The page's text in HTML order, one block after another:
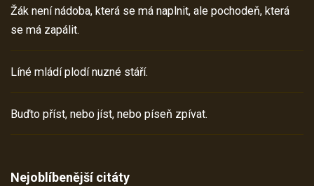
Žák není nádoba, která se má naplnit, ale pochodeň, která
se má zapálit.
Líné mládí plodí nuzné stáří.
Buďto příst, nebo jíst, nebo píseň zpívat.
Nejoblíbenější citáty